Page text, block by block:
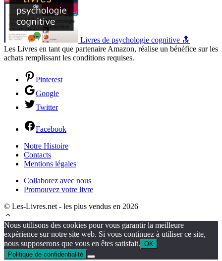
Livres de psychologie cognitive 🔝
Les Livres en tant que partenaire Amazon, réalise un bénéfice sur les
achats remplissant les conditions requises.
Pinterest
Google
Twitter
Facebook
Notre Histoire
Contacts
Mentions légales
Collaborez avec nous
Promouvez votre livre
© Les-Livres.net - les plus vendus en 2026
Nous utilisons des cookies pour vous garantir la meilleure
expérience sur notre site web. Si vous continuez à utiliser ce site,
nous supposerons que vous en êtes satisfait. OK
Politique de confidentialité